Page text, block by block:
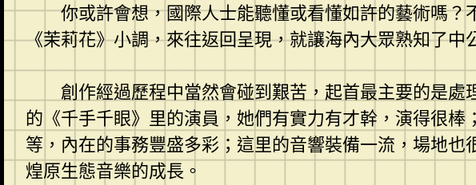
你或許會想，國際人士能聽懂或看懂如許的藝術嗎
《茉莉花》小調，來往返回呈現，就讓海內大眾熟知了
創作經過歷程中當然會碰到艱苦，起首最主要的是
的《千手千眼》里的演員，她們有實力有才幹，演得很棒
等，內在的事務豐盛多彩；這里的音響裝備一流，場地
煌原生態音樂的成長。